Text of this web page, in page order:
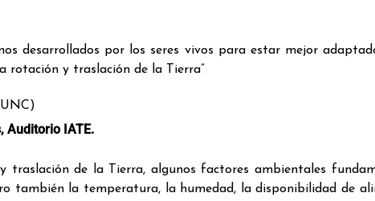
desarrollados por los seres vivos para estar mejor
rotación y traslación de la Tierra”
Auditorio IATE.
traslación de la Tierra, algunos factores ambientales
también la temperatura, la humedad, la disponibilidad de